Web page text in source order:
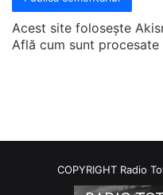
COPYRIGHT Radio